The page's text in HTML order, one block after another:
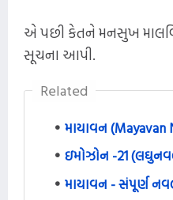
એ પછી કેતને મનસુખ
સૂચના આપી.
Related
માયાવન (Mayavan
ઇમોઝોન -21
માયાવન - સંપૂર્ણ